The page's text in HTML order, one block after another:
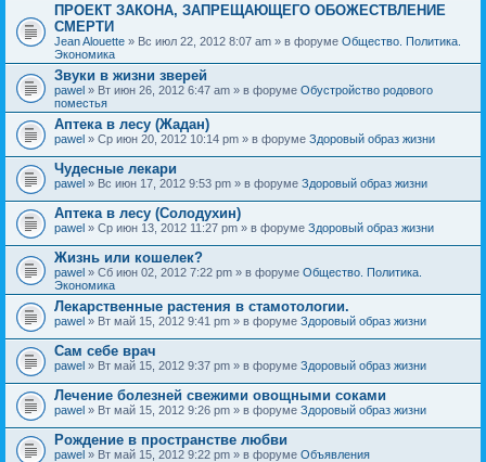
ПРОЕКТ ЗАКОНА, ЗАПРЕЩАЮЩЕГО ОБОЖЕСТВЛЕНИЕ
СМЕРТИ
Jean Alouette » Вс июл 22, 2012 8:07 am » в форуме Общество. Политика.
Экономика
Звуки в жизни зверей
pawel » Вт июн 26, 2012 6:47 am » в форуме Обустройство родового
поместья
Аптека в лесу (Жадан)
pawel » Ср июн 20, 2012 10:14 pm » в форуме Здоровый образ жизни
Чудесные лекари
pawel » Вс июн 17, 2012 9:53 pm » в форуме Здоровый образ жизни
Аптека в лесу (Солодухин)
pawel » Ср июн 13, 2012 11:27 pm » в форуме Здоровый образ жизни
Жизнь или кошелек?
pawel » Сб июн 02, 2012 7:22 pm » в форуме Общество. Политика.
Экономика
Лекарственные растения в стамотологии.
pawel » Вт май 15, 2012 9:41 pm » в форуме Здоровый образ жизни
Сам себе врач
pawel » Вт май 15, 2012 9:37 pm » в форуме Здоровый образ жизни
Лечение болезней свежими овощными соками
pawel » Вт май 15, 2012 9:26 pm » в форуме Здоровый образ жизни
Рождение в пространстве любви
pawel » Вт май 15, 2012 9:22 pm » в форуме Объявления